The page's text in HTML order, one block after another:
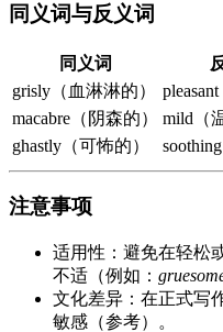
同义词与反义词
同义词
grisly（血淋淋的）
macabre（阴森的）
mild（
ghastly（可怖的）
注意事项
适用性：避免在轻松
不适（例如：
文化差异：在正式写
敏感（参考）。